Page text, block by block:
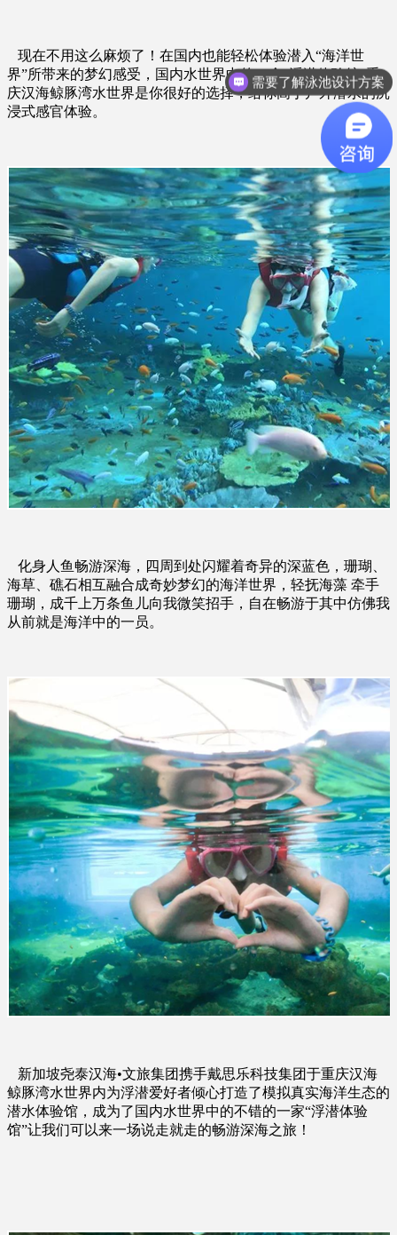
现在不用这么麻烦了！在国内也能轻松体验潜入“海洋世
界”所带来的梦幻感受，国内水世界中的一个“浮潜体验馆”重
庆汉海鲸豚湾水世界是你很好的选择，给你高于户外潜水的沉
浸式感官体验。
化身人鱼畅游深海，四周到处闪耀着奇异的深蓝色，珊瑚、
海草、礁石相互融合成奇妙梦幻的海洋世界，轻抚海藻 牵手
珊瑚，成千上万条鱼儿向我微笑招手，自在畅游于其中仿佛我
从前就是海洋中的一员。
新加坡尧泰汉海•文旅集团携手戴思乐科技集团于重庆汉海
鲸豚湾水世界内为浮潜爱好者倾心打造了模拟真实海洋生态的
潜水体验馆，成为了国内水世界中的不错的一家“浮潜体验
馆”让我们可以来一场说走就走的畅游深海之旅！
需要了解泳池设计方案